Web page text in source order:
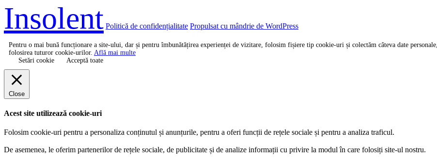
Insolent Politică de confidențialitate Propulsat cu mândrie de WordPress
Pentru o mai bună funcționare a site-ului, dar și pentru îmbunătățirea experienței de vizitare, folosim fișiere tip cookie-uri și colectăm câteva date
folosirea tuturor cookie-urilor. Află mai multe
Setări cookie
Acceptă toate
Close
Acest site utilizează cookie-uri
Folosim cookie-uri pentru a personaliza conținutul și anunțurile, pentru a oferi funcții de rețele sociale și pentru a analiza traficul.
De asemenea, le oferim partenerilor de rețele sociale, de publicitate și de analize informații cu privire la modul în care folosiți site-ul nostru.